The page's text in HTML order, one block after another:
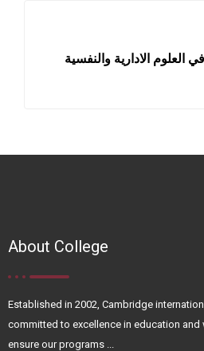
العلوم الادارية والنفسية
About College
Established in 2002, Cambridge
committed to excellence in education and
ensure our programs ...